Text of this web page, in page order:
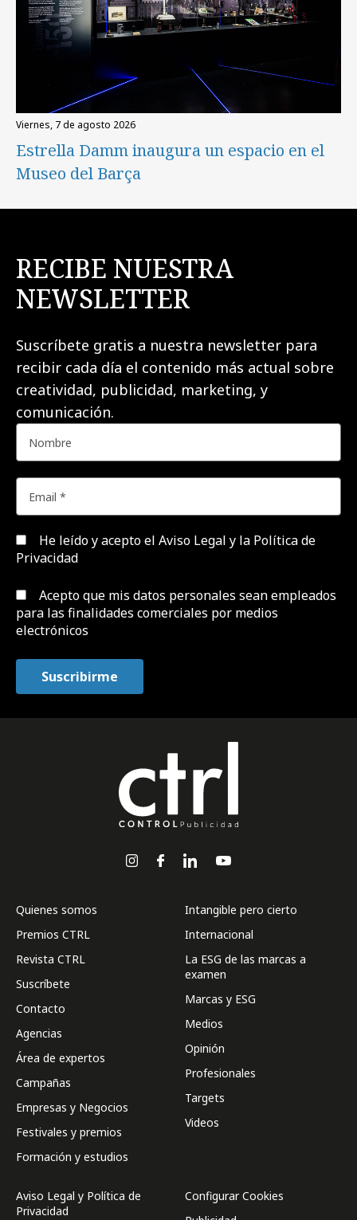
viernes, 7 de agosto 2026
Estrella Damm inaugura un espacio en el
Museo del Barça
RECIBE NUESTRA
NEWSLETTER
Suscríbete gratis a nuestra newsletter para
recibir cada día el contenido más actual sobre
creatividad, publicidad, marketing, y
comunicación.
He leído y acepto el Aviso Legal y la Política de
Privacidad
Acepto que mis datos personales sean empleados
para las finalidades comerciales por medios
electrónicos
Quienes somos
Premios CTRL
Revista CTRL
Suscríbete
Contacto
Agencias
Área de expertos
Campañas
Empresas y Negocios
Festivales y premios
Formación y estudios
Intangible pero cierto
Internacional
La ESG de las marcas a
examen
Marcas y ESG
Medios
Opinión
Profesionales
Targets
Videos
Aviso Legal y Política de
Privacidad
Configurar Cookies